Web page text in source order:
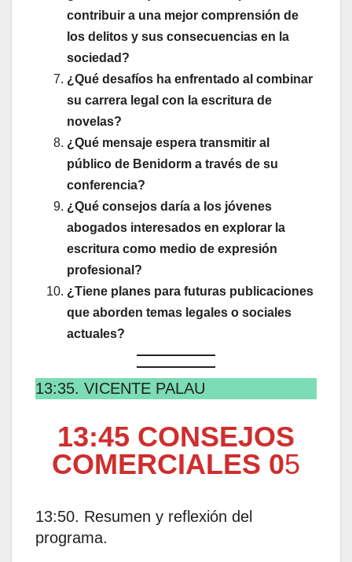
contribuir a una mejor comprensión de
los delitos y sus consecuencias en la
sociedad?
¿Qué desafíos ha enfrentado al combinar
su carrera legal con la escritura de
novelas?
¿Qué mensaje espera transmitir al
público de Benidorm a través de su
conferencia?
¿Qué consejos daría a los jóvenes
abogados interesados en explorar la
escritura como medio de expresión
profesional?
¿Tiene planes para futuras publicaciones
que aborden temas legales o sociales
actuales?
13:35. VICENTE PALAU
13:45 CONSEJOS
COMERCIALES 05
13:50. Resumen y reflexión del
programa.